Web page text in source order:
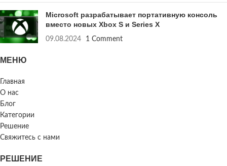
Microsoft разрабатывает портативную консоль
вместо новых Xbox S и Series X
09.08.2024 1 Comment
МЕНЮ
Главная
О нас
Блог
Категории
Решение
Свяжитесь с нами
РЕШЕНИЕ